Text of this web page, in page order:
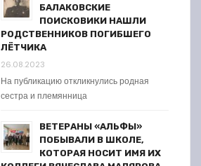
БАЛАКОВСКИЕ
ПОИСКОВИКИ НАШЛИ
РОДСТВЕННИКОВ ПОГИБШЕГО
ЛЁТЧИКА
26.08.2023
На публикацию откликнулись родная
сестра и племянница
ВЕТЕРАНЫ «АЛЬФЫ»
ПОБЫВАЛИ В ШКОЛЕ,
КОТОРАЯ НОСИТ ИМЯ ИХ